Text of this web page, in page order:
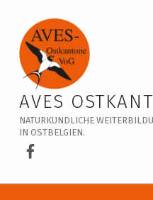
Im Tal der Our / 2. Oktober 2022
AVES
NATURKUNDLICHE
IN OSTBELGIEN.
AVES Ostkantone